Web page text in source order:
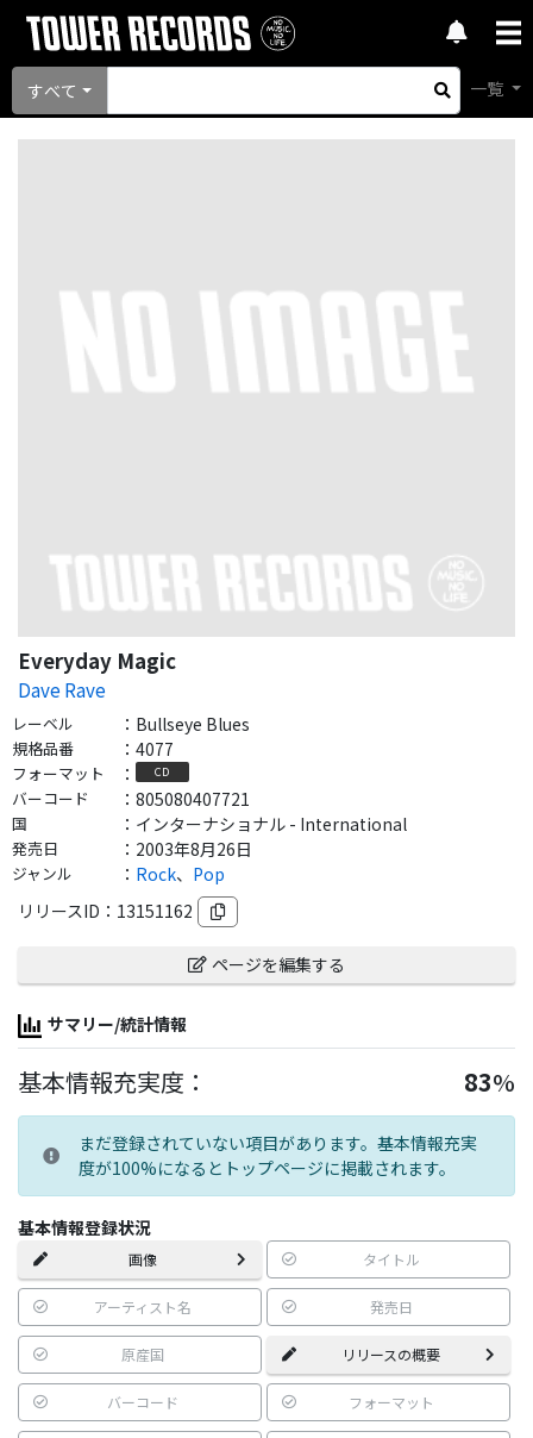
すべて 一覧
Everyday Magic
Dave Rave
レーベル ： Bullseye Blues
規格品番 ： 4077
フォーマット ： CD
バーコード ： 805080407721
国 ： インターナショナル - International
発売日 ： 2003年8月26日
ジャンル ： Rock、 Pop
リリースID： 13151162
ページを編集する
サマリー/統計情報
基本情報充実度： 83%
まだ登録されていない項目があります。基本情報充実
度が100%になるとトップページに掲載されます。
基本情報登録状況
画像 タイトル
アーティスト名 発売日
原産国 リリースの概要
バーコード フォーマット